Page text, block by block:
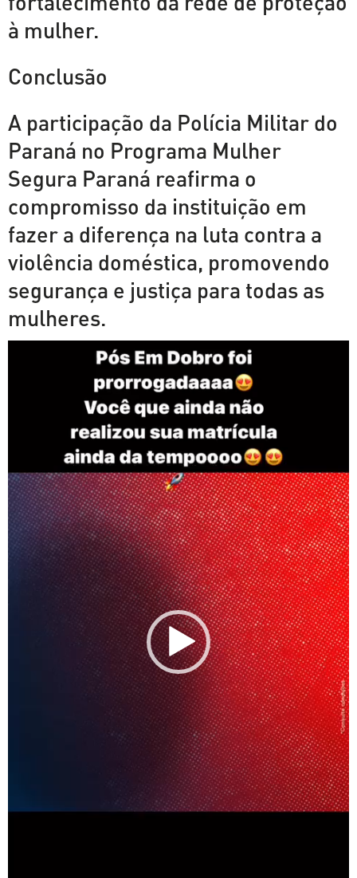
à mulher.
Conclusão
A participação da Polícia Militar do
Paraná no Programa Mulher
Segura Paraná reafirma o
compromisso da instituição em
fazer a diferença na luta contra a
violência doméstica, promovendo
segurança e justiça para todas as
mulheres.